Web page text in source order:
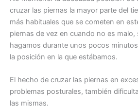
cruzar las piernas la mayor parte del
más habituales que se cometen en
piernas de vez en cuando no es malo,
hagamos durante unos pocos
la posición en la que estábamos.
El hecho de cruzar las piernas en
problemas posturales, también
las mismas.